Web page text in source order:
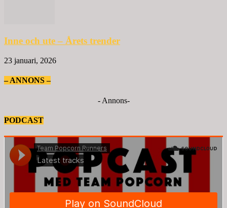
Inne och ute – Årets trender
23 januari, 2026
– ANNONS –
- Annons-
PODCAST